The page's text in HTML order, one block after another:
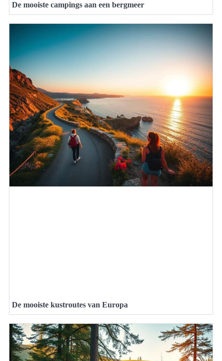
De mooiste campings aan een bergmeer
De mooiste kustroutes van Europa